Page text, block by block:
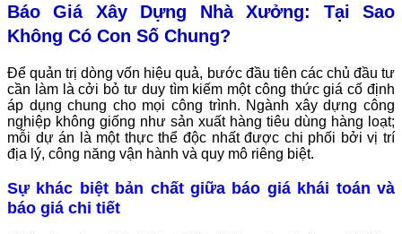
Báo Giá Xây Dựng Nhà Xưởng: Tại Sao
Không Có Con Số Chung?
Để quản trị dòng vốn hiệu quả, bước đầu tiên các chủ đầu tư
cần làm là cởi bỏ tư duy tìm kiếm một công thức giá cố định
áp dụng chung cho mọi công trình. Ngành xây dựng công
nghiệp không giống như sản xuất hàng tiêu dùng hàng loạt;
mỗi dự án là một thực thể độc nhất được chi phối bởi vị trí
địa lý, công năng vận hành và quy mô riêng biệt.
Sự khác biệt bản chất giữa báo giá khái toán và
báo giá chi tiết